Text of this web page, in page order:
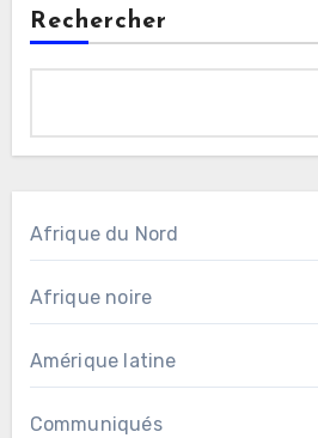
Rechercher
Afrique du Nord
Afrique noire
Amérique latine
Communiqués